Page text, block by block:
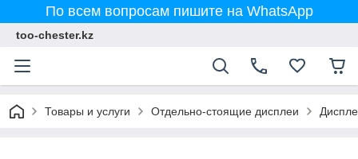
По всем вопросам пишите на WhatsApp
too-chester.kz
Товары и услуги Отдельно-стоящие дисплеи